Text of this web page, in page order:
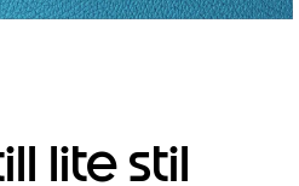
lite stil